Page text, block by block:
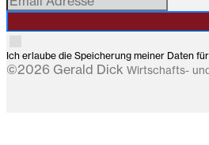
Ich erlaube die Speicherung meiner Daten
©2026 Gerald Dick Wirtschafts-